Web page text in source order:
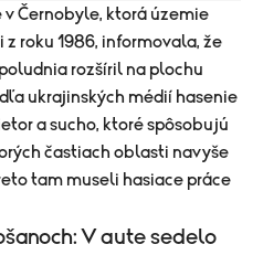
Černobyle, ktorá územie
roku 1986, informovala, že
rozšíril na plochu
ukrajinských médií hasenie
a sucho, ktoré spôsobujú
častiach oblasti navyše
tam museli hasiace práce
V aute sedelo